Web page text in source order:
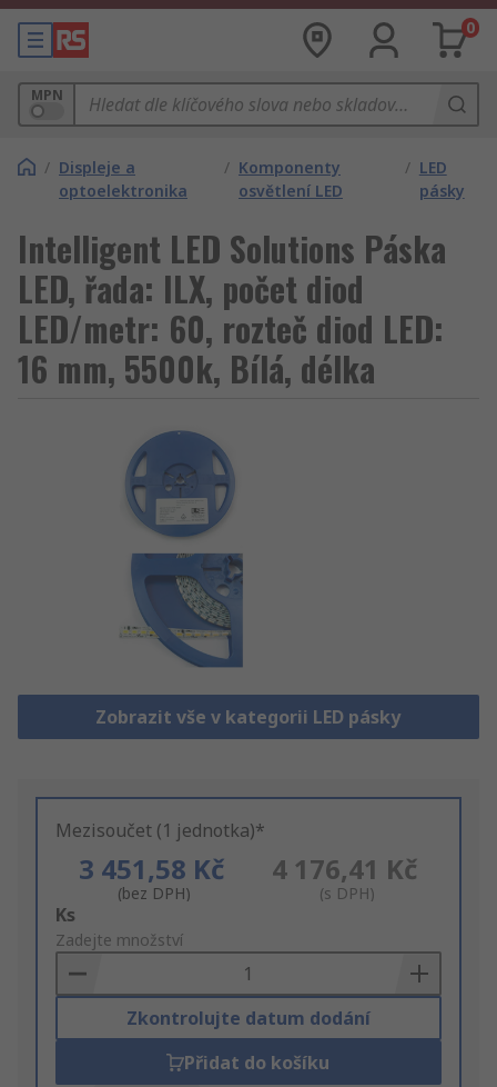
0
MPN
/ Displeje a
optoelektronika
/ Komponenty
osvětlení LED
/ LED
pásky
Intelligent LED Solutions Páska
LED, řada: ILX, počet diod
LED/metr: 60, rozteč diod LED:
16 mm, 5500k, Bílá, délka
Zobrazit vše v kategorii LED pásky
Mezisoučet (1 jednotka)*
3 451,58 Kč
(bez DPH)
4 176,41 Kč
(s DPH)
Add
to
Basket
Ks
Zadejte množství
Zkontrolujte datum dodání
Přidat do košíku